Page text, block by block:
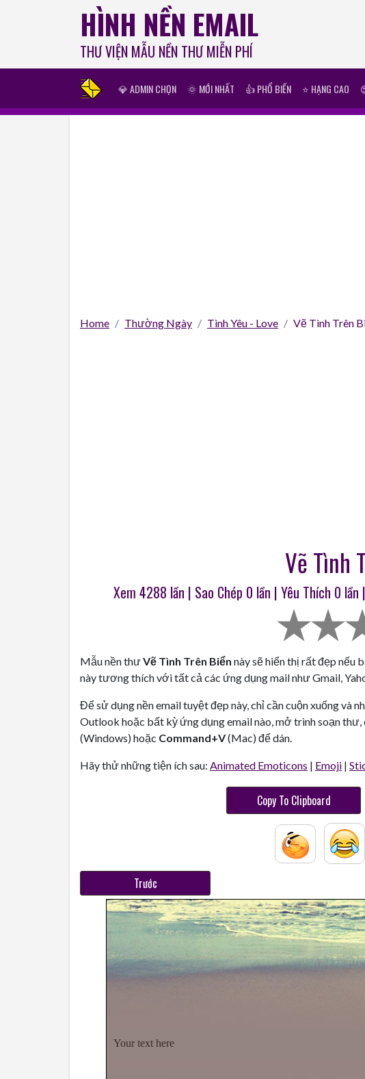
HÌNH NỀN EMAIL
THƯ VIỆN MẪU NỀN THƯ MIỄN PHÍ
💎 ADMIN CHỌN 🌞 MỚI NHẤT 👍 PHỔ BIẾN ⭐ HẠNG CAO
Home Thường Ngày Tình Yêu - Love Vẽ Tình Trên
Vẽ Tình
Xem 4288 lần | Sao Chép 0 lần | Yêu Thích 0 lần
Mẫu nền thưVẽ Tình Trên Biển này sẽ hiển thị rất đẹp nếu
này tương thích với tất cả các ứng dụng mail như Gmail,
Để sử dụng nền email tuyệt đẹp này, chỉ cần cuộn xuống và
Outlook hoặc bất kỳ ứng dụng email nào, mở trình soạn thư,
(Windows) hoặc Command+V(Mac) để dán.
Hãy thử những tiện ích sau: Animated Emoticons | Emoji |
Copy To Clipboard
Trước
Your text here